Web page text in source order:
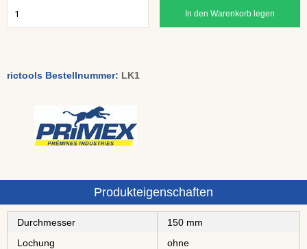
In den Warenkorb legen
rictools Bestellnummer: LK1
Produkteigenschaften
Durchmesser
150 mm
Lochung
ohne